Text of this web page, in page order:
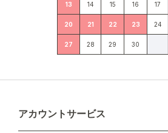
13 14 15 16 17
20 21 22 23 24
27 28 29 30
アカウントサービス